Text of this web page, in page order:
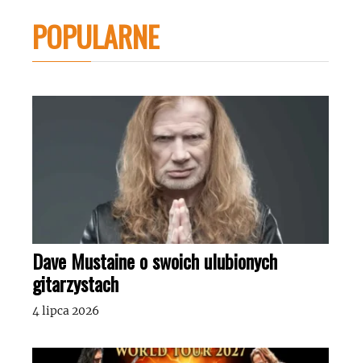
POPULARNE
Dave Mustaine o swoich ulubionych
gitarzystach
4 lipca 2026